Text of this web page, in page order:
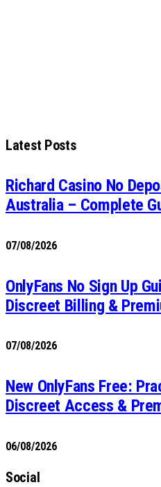
Latest Posts
Richard Casino No
Australia – Complete
07/08/2026
OnlyFans No Sign Up
Discreet Billing &
07/08/2026
New OnlyFans Free:
Discreet Access &
06/08/2026
Social